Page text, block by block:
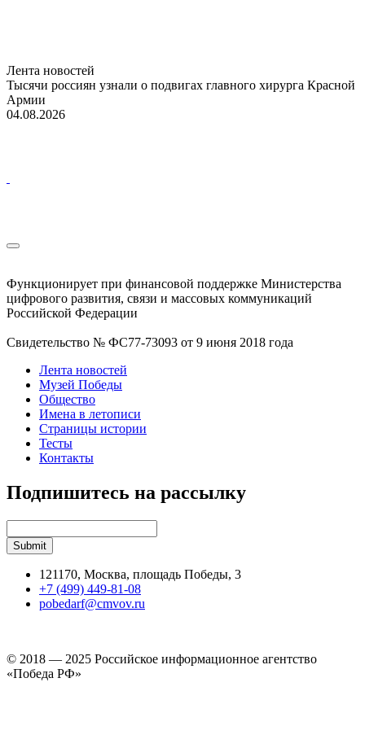
Лента новостей
Тысячи россиян узнали о подвигах главного хирурга Красной
Армии
04.08.2026
Функционирует при финансовой поддержке Министерства
цифрового развития, связи и массовых коммуникаций
Российской Федерации
Свидетельство № ФС77-73093 от 9 июня 2018 года
Лента новостей
Музей Победы
Общество
Имена в летописи
Страницы истории
Тесты
Контакты
Подпишитесь на рассылку
121170, Москва, площадь Победы, 3
+7 (499) 449-81-08
pobedarf@cmvov.ru
© 2018 — 2025 Российское информационное агентство
«Победа РФ»